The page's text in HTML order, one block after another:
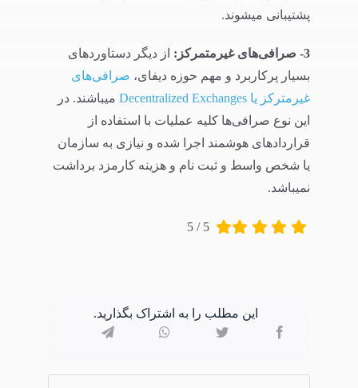
پشتیبانی میشوند.
3- صرافی‌های غیرمتمرکز:
از دیگر دستاوردهای
بسیار پرکاربرد و مهم حوزه دیفای، صرافی‌های
غیرمترکز یا Decentralized Exchanges
میباشند. در
این نوع صرافی‌ها کلیه عملیات با استفاده از
قراردادهای هوشمند اجرا شده و نیازی به سازمان
یا شخص واسط و ثبت نام و هزینه کارمزد برداشت
نمیباشد.
5
/
5
این مطلب را به اشتراک بگذارید.